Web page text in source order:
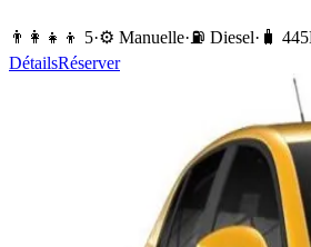
👨‍👩‍👧‍👦 5·⚙️ Manuelle·⛽️ Diesel· 🧳 445
DétailsRéserver